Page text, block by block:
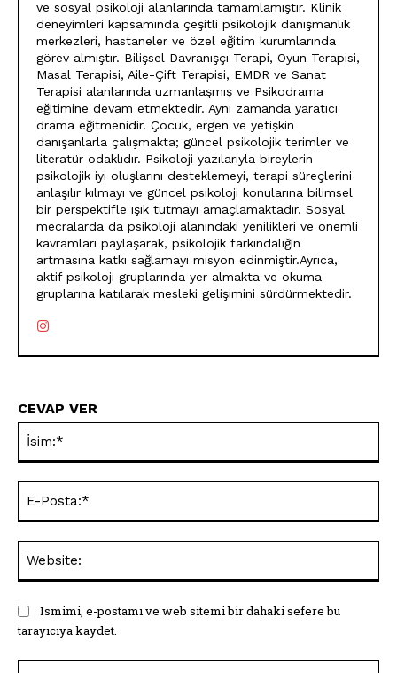
ve sosyal psikoloji alanlarında tamamlamıştır. Klinik
deneyimleri kapsamında çeşitli psikolojik danışmanlık
merkezleri, hastaneler ve özel eğitim kurumlarında
görev almıştır. Bilişsel Davranışçı Terapi, Oyun Terapisi,
Masal Terapisi, Aile-Çift Terapisi, EMDR ve Sanat
Terapisi alanlarında uzmanlaşmış ve Psikodrama
eğitimine devam etmektedir. Aynı zamanda yaratıcı
drama eğitmenidir. Çocuk, ergen ve yetişkin
danışanlarla çalışmakta; güncel psikolojik terimler ve
literatür odaklıdır. Psikoloji yazılarıyla bireylerin
psikolojik iyi oluşlarını desteklemeyi, terapi süreçlerini
anlaşılır kılmayı ve güncel psikoloji konularına bilimsel
bir perspektifle ışık tutmayı amaçlamaktadır. Sosyal
mecralarda da psikoloji alanındaki yenilikleri ve önemli
kavramları paylaşarak, psikolojik farkındalığın
artmasına katkı sağlamayı misyon edinmiştir.Ayrıca,
aktif psikoloji gruplarında yer almakta ve okuma
gruplarına katılarak mesleki gelişimini sürdürmektedir.
CEVAP VER
Ismimi, e-postamı ve web sitemi bir dahaki sefere bu
tarayıcıya kaydet.